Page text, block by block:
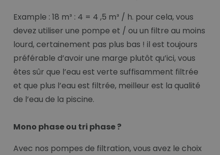
Example : 18 m³ : 4 = 4 ,5 m³ / h. pour cela, vous
devez utiliser une pompe et / ou un filtre au moins
lourd, certainement pas plus bas ! il est toujours
préférable d’avoir une marge plutôt qu’ici, vous
êtes sûr que l’eau est verte suffisamment filtrée
et que plus l’eau est filtrée, meilleur est la qualité
de l’eau de la piscine.
Mono phase ou tri phase ?
Avec nos pompes de filtration, vous avez le choix